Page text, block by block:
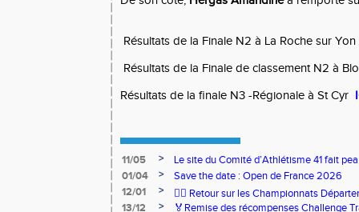
Résultats de la Finale N2 à La Roche sur Yon
Résultats de la Finale de classement N2 à
Résultats de la finale N3 -Régionale à St Cyr
11/05 >
Le site du Comité d’Athlétisme 41 fait
01/04
>
Save the date : Open de France 2026
12/01
>
🏃‍♂️ Retour sur les Championnats
13/12
>
🏅Remise des récompenses Challenge